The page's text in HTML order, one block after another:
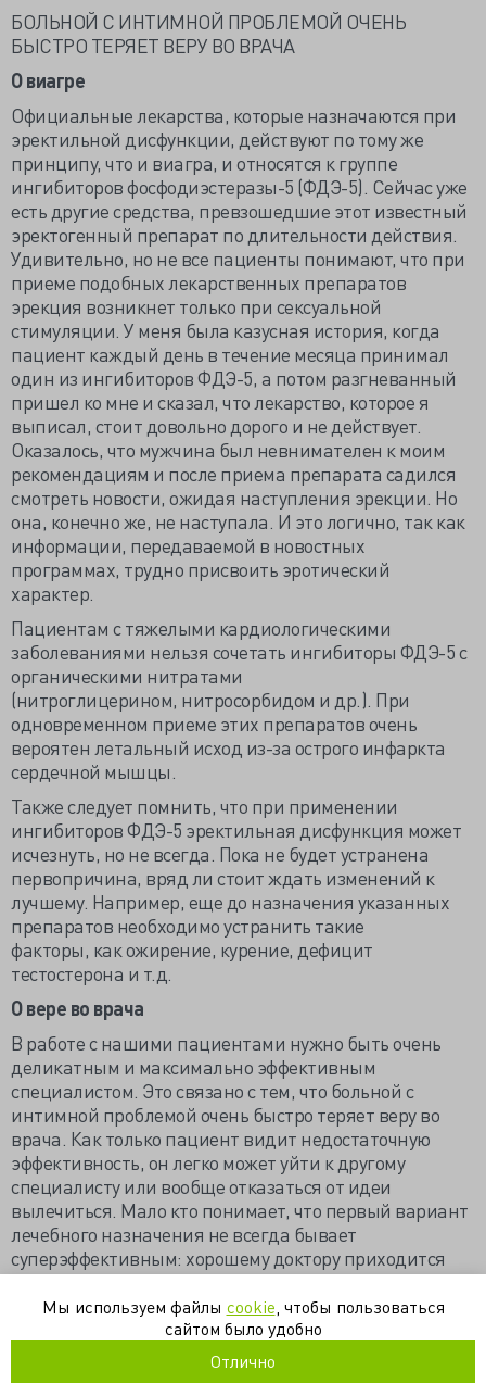
БОЛЬНОЙ С ИНТИМНОЙ ПРОБЛЕМОЙ ОЧЕНЬ
БЫСТРО ТЕРЯЕТ ВЕРУ ВО ВРАЧА
О виагре
Официальные лекарства, которые назначаются при
эректильной дисфункции, действуют по тому же
принципу, что и виагра, и относятся к группе
ингибиторов фосфодиэстеразы-5 (ФДЭ-5). Сейчас уже
есть другие средства, превзошедшие этот известный
эректогенный препарат по длительности действия.
Удивительно, но не все пациенты понимают, что при
приеме подобных лекарственных препаратов
эрекция возникнет только при сексуальной
стимуляции. У меня была казусная история, когда
пациент каждый день в течение месяца принимал
один из ингибиторов ФДЭ-5, а потом разгневанный
пришел ко мне и сказал, что лекарство, которое я
выписал, стоит довольно дорого и не действует.
Оказалось, что мужчина был невнимателен к моим
рекомендациям и после приема препарата садился
смотреть новости, ожидая наступления эрекции. Но
она, конечно же, не наступала. И это логично, так как
информации, передаваемой в новостных
программах, трудно присвоить эротический
характер.
Пациентам с тяжелыми кардиологическими
заболеваниями нельзя сочетать ингибиторы ФДЭ-5 с
органическими нитратами
(нитроглицерином, нитросорбидом и др.). При
одновременном приеме этих препаратов очень
вероятен летальный исход из-за острого инфаркта
сердечной мышцы.
Также следует помнить, что при применении
ингибиторов ФДЭ-5 эректильная дисфункция может
исчезнуть, но не всегда. Пока не будет устранена
первопричина, вряд ли стоит ждать изменений к
лучшему. Например, еще до назначения указанных
препаратов необходимо устранить такие
факторы, как ожирение, курение, дефицит
тестостерона и т.д.
О вере во врача
В работе с нашими пациентами нужно быть очень
деликатным и максимально эффективным
специалистом. Это связано с тем, что больной с
интимной проблемой очень быстро теряет веру во
врача. Как только пациент видит недостаточную
эффективность, он легко может уйти к другому
специалисту или вообще отказаться от идеи
вылечиться. Мало кто понимает, что первый вариант
лечебного назначения не всегда бывает
суперэффективным: хорошему доктору приходится
также исходить из принципа «не навреди», и далеко
не в каждом случае мощный метод лечения бывает
показан конкретному больному.
С разрешения журналаБольшой
Мы используем файлы cookie , чтобы пользоваться
сайтом было удобно
Отлично